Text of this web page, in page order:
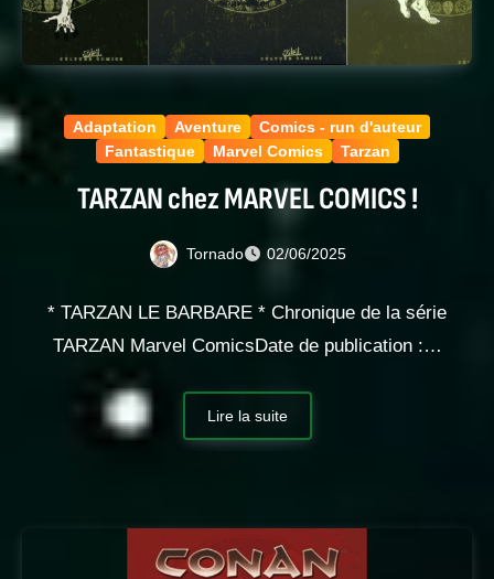
Adaptation Aventure
Comics - run d'auteur
Fantastique
Marvel Comics Tarzan
TARZAN chez MARVEL COMICS !
Tornado 02/06/2025
* TARZAN LE BARBARE * Chronique de la série
TARZAN Marvel ComicsDate de publication :…
Lire la suite